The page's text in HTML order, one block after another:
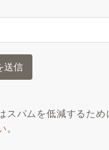
スパムを低減するため
。